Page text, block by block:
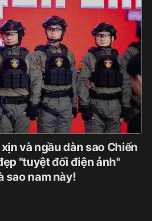
và ngầu dàn sao Chiến
"tuyệt đối điện ảnh"
sao nam này!